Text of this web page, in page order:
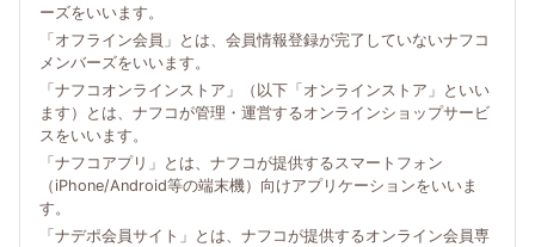
ーズをいいます。
「オフライン会員」とは、会員情報登録が完了していないナフコ
メンバーズをいいます。
「ナフコオンラインストア」（以下「オンラインストア」といい
ます）とは、ナフコが管理・運営するオンラインショップサービ
スをいいます。
「ナフコアプリ」とは、ナフコが提供するスマートフォン
（iPhone/Android等の端末機）向けアプリケーションをいいま
す。
「ナデポ会員サイト」とは、ナフコが提供するオンライン会員専